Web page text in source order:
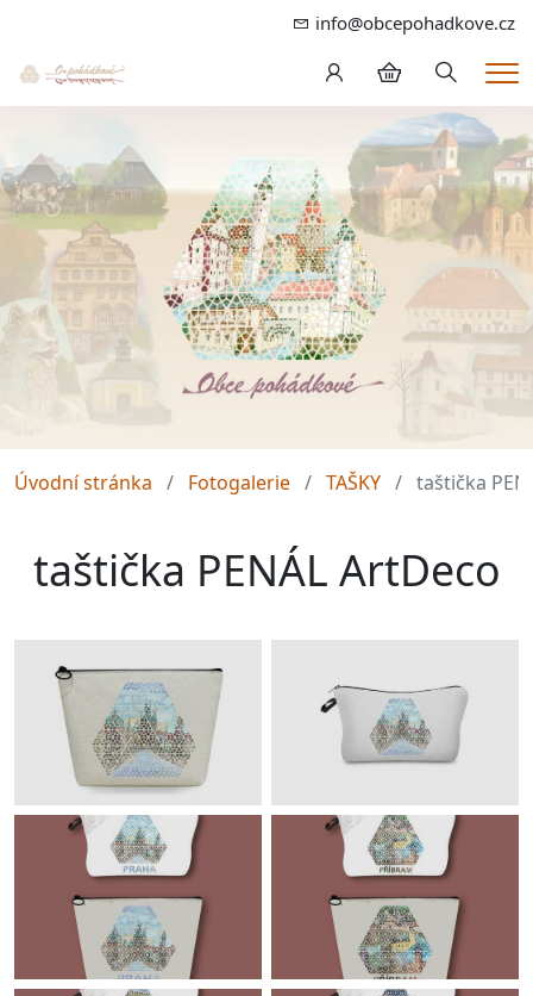
info@obcepohadkove.cz
Hledání
Úvodní stránka Fotogalerie TAŠKY taštička
taštička PENÁL ArtDeco